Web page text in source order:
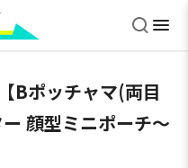
Bポッチャマ(両目
顔型ミニポーチ～